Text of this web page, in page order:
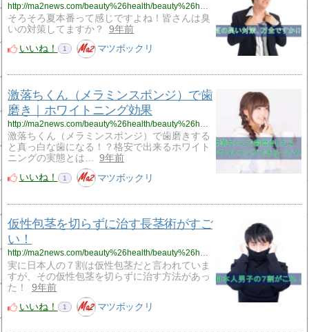
そろそろ夏本番って感じですよね！皆さんは臭
いの対策してますか？
9年前
いいね！
1 マツボックリ
激落ちくん（メラミンスポンジ）で歯
磨き｜ホワイトニング効果
http://ma2news.com/beauty%26health/beauty%26health27.html
激落ちくん（メラミンスポンジ）で歯磨きする
と真っ白な歯になる！？格安で出来るホワイト
ニングの実態とは…
9年前
いいね！
1 マツボックリ
仮性包茎を切らずに治す長茎術がすご
い！
http://ma2news.com/beauty%26health/beauty%26health28.html
実に日本人の７割は仮性包茎だと言われていま
すが、その仮性包茎を切らずに治す方法があっ
た！
9年前
いいね！
1 マツボックリ